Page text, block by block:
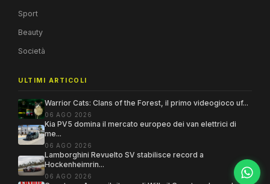
Sport
Beauty
Società
ULTIMI ARTICOLI
Warrior Cats: Clans of the Forest, il primo videogioco uf...
06 AGO 2026
Kia PV5 domina il mercato europeo dei van elettrici di
me...
06 AGO 2026
Lamborghini Revuelto SV stabilisce record a
Hockenheimrin...
06 AGO 2026